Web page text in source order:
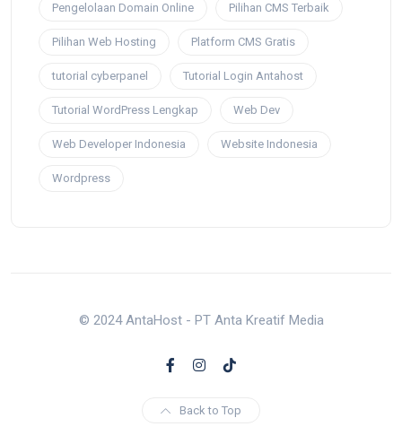
Pengelolaan Domain Online Pilihan CMS Terbaik
Pilihan Web Hosting Platform CMS Gratis
tutorial cyberpanel Tutorial Login Antahost
Tutorial WordPress Lengkap Web Dev
Web Developer Indonesia Website Indonesia
Wordpress
© 2024 AntaHost - PT Anta Kreatif Media
Back to Top